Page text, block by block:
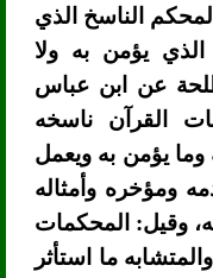
الناسخ الذي
الذي يؤمن به ولا
عن ابن عباس
القرآن ناسخه
وما يؤمن به ويعمل
ومؤخره وأمثاله
وقيل: المحكمات
ما استأثر